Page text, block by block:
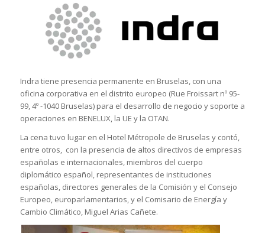
Indra tiene presencia permanente en Bruselas, con una
oficina corporativa en el distrito europeo (Rue Froissart nº 95-
99, 4º -1040 Bruselas) para el desarrollo de negocio y soporte a
operaciones en BENELUX, la UE y la OTAN.
La cena tuvo lugar en el Hotel Métropole de Bruselas y contó,
entre otros, con la presencia de altos directivos de empresas
españolas e internacionales, miembros del cuerpo
diplomático español, representantes de instituciones
españolas, directores generales de la Comisión y el Consejo
Europeo, europarlamentarios, y el Comisario de Energía y
Cambio Climático, Miguel Arias Cañete.